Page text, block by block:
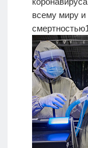
всему миру
смертностью